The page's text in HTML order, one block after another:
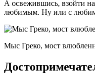
А освежившись, взойти
любимым. Ну или с
Мыс Греко, мост